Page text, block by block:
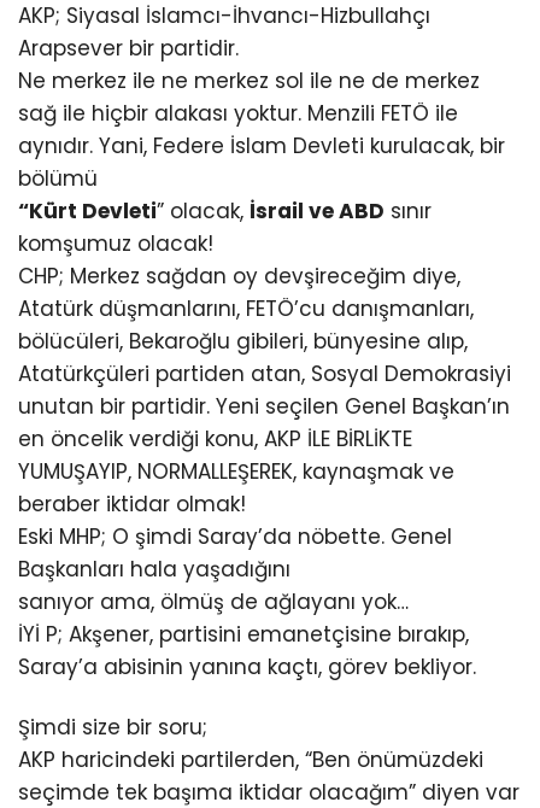
AKP; Siyasal İslamcı-İhvancı-Hizbullahçı
Arapsever bir partidir.
Ne merkez ile ne merkez sol ile ne de merkez
sağ ile hiçbir alakası yoktur. Menzili FETÖ ile
aynıdır. Yani, Federe İslam Devleti kurulacak, bir
bölümü
“Kürt Devleti” olacak, İsrail ve ABD sınır
komşumuz olacak!
CHP; Merkez sağdan oy devşireceğim diye,
Atatürk düşmanlarını, FETÖ’cu danışmanları,
bölücüleri, Bekaroğlu gibileri, bünyesine alıp,
Atatürkçüleri partiden atan, Sosyal Demokrasiyi
unutan bir partidir. Yeni seçilen Genel Başkan’ın
en öncelik verdiği konu, AKP İLE BİRLİKTE
YUMUŞAYIP, NORMALLEŞEREK, kaynaşmak ve
beraber iktidar olmak!
Eski MHP; O şimdi Saray’da nöbette. Genel
Başkanları hala yaşadığını
sanıyor ama, ölmüş de ağlayanı yok…
İYİ P; Akşener, partisini emanetçisine bırakıp,
Saray’a abisinin yanına kaçtı, görev bekliyor.
Şimdi size bir soru;
AKP haricindeki partilerden, “Ben önümüzdeki
seçimde tek başıma iktidar olacağım” diyen var